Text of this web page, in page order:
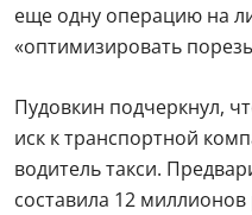
еще одну операцию на
«оптимизировать
Пудовкин подчеркнул,
иск к транспортной
водитель такси.
составила 12